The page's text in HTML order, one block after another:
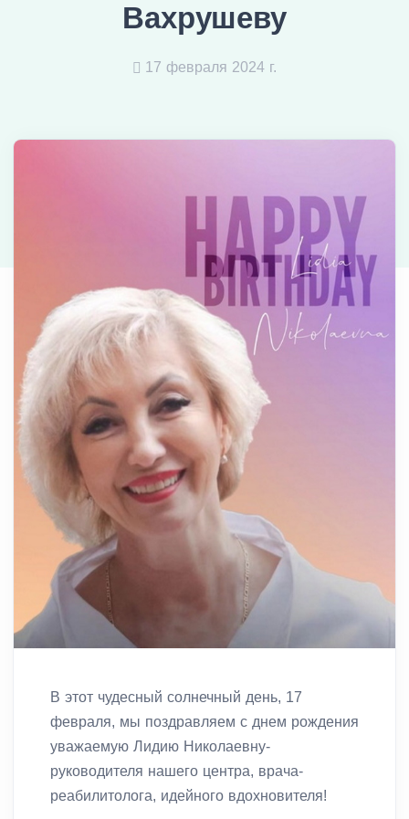
Вахрушеву
17 февраля 2024 г.
В этот чудесный солнечный день, 17
февраля, мы поздравляем с днем рождения
уважаемую Лидию Николаевну-
руководителя нашего центра, врача-
реабилитолога, идейного вдохновителя!